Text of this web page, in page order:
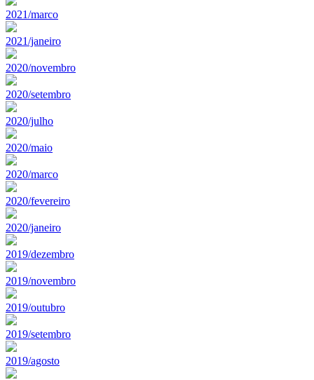
2021/marco
2021/janeiro
2020/novembro
2020/setembro
2020/julho
2020/maio
2020/marco
2020/fevereiro
2020/janeiro
2019/dezembro
2019/novembro
2019/outubro
2019/setembro
2019/agosto